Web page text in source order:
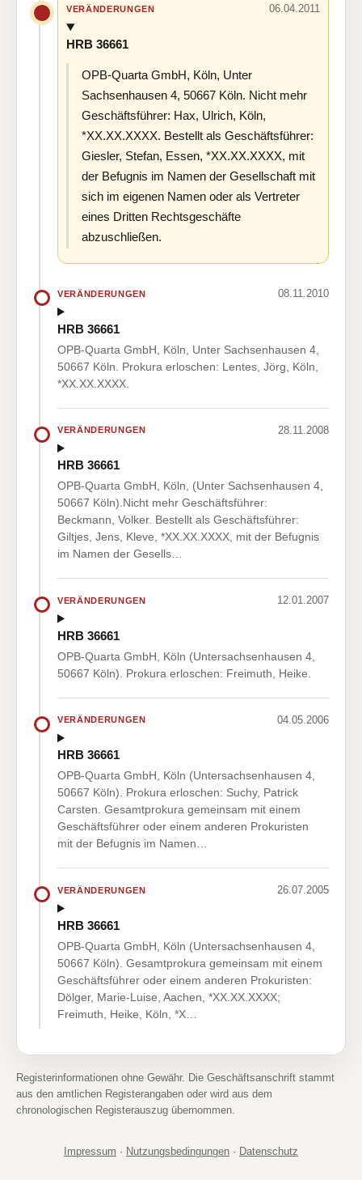
VERÄNDERUNGEN 06.04.2011
HRB 36661
OPB-Quarta GmbH, Köln, Unter
Sachsenhausen 4, 50667 Köln. Nicht mehr
Geschäftsführer: Hax, Ulrich, Köln,
*XX.XX.XXXX. Bestellt als Geschäftsführer:
Giesler, Stefan, Essen, *XX.XX.XXXX, mit
der Befugnis im Namen der Gesellschaft mit
sich im eigenen Namen oder als Vertreter
eines Dritten Rechtsgeschäfte
abzuschließen.
VERÄNDERUNGEN 08.11.2010
HRB 36661
OPB-Quarta GmbH, Köln, Unter Sachsenhausen 4,
50667 Köln. Prokura erloschen: Lentes, Jörg, Köln,
*XX.XX.XXXX.
VERÄNDERUNGEN 28.11.2008
HRB 36661
OPB-Quarta GmbH, Köln, (Unter Sachsenhausen 4,
50667 Köln).Nicht mehr Geschäftsführer:
Beckmann, Volker. Bestellt als Geschäftsführer:
Giltjes, Jens, Kleve, *XX.XX.XXXX, mit der Befugnis
im Namen der Gesells…
VERÄNDERUNGEN 12.01.2007
HRB 36661
OPB-Quarta GmbH, Köln (Untersachsenhausen 4,
50667 Köln). Prokura erloschen: Freimuth, Heike.
VERÄNDERUNGEN 04.05.2006
HRB 36661
OPB-Quarta GmbH, Köln (Untersachsenhausen 4,
50667 Köln). Prokura erloschen: Suchy, Patrick
Carsten. Gesamtprokura gemeinsam mit einem
Geschäftsführer oder einem anderen Prokuristen
mit der Befugnis im Namen…
VERÄNDERUNGEN 26.07.2005
HRB 36661
OPB-Quarta GmbH, Köln (Untersachsenhausen 4,
50667 Köln). Gesamtprokura gemeinsam mit einem
Geschäftsführer oder einem anderen Prokuristen:
Dölger, Marie-Luise, Aachen, *XX.XX.XXXX;
Freimuth, Heike, Köln, *X…
Registerinformationen ohne Gewähr. Die Geschäftsanschrift stammt
aus den amtlichen Registerangaben oder wird aus dem
chronologischen Registerauszug übernommen.
Impressum · Nutzungsbedingungen · Datenschutz